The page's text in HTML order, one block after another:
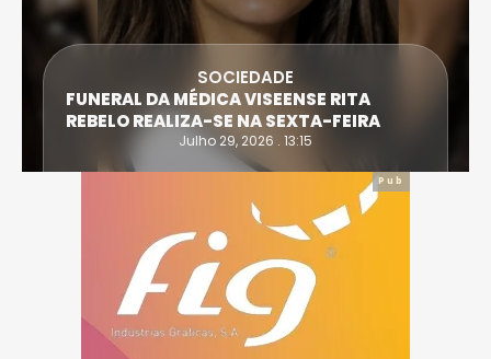
SOCIEDADE
FUNERAL DA MÉDICA VISEENSE RITA
REBELO REALIZA-SE NA SEXTA-FEIRA
Julho 29, 2026 . 13:15
Pub